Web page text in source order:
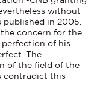
without
in 2005.
concern for the
of his
The
of the field of the
contradict this